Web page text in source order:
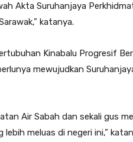
Akta Suruhanjaya
katanya.
Kinabalu Progresif
mewujudkan
Air Sabah dan sekali gus
meluas di negeri ini,”